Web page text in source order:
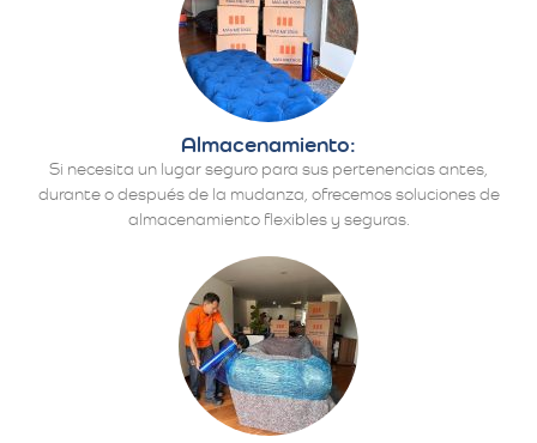
Almacenamiento:
Si necesita un lugar seguro para sus pertenencias antes,
durante o después de la mudanza, ofrecemos soluciones de
almacenamiento flexibles y seguras.